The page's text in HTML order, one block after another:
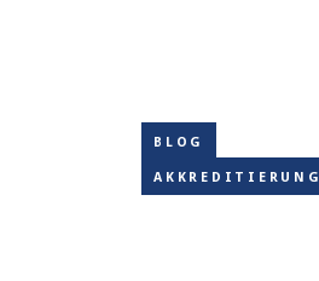
BLOG
AKKREDITIERUNG